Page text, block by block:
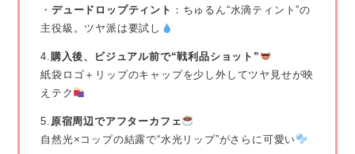
・ デュードロップティント ：ちゅるん“水滴ティント”の
主役級。ツヤ派は要試し
4.購入後、ビジュアル前で“戦利品ショット”
紙袋ロゴ＋リップのキャップを少し外してツヤ見せが映
えテク
5. 原宿周辺でアフターカフェ
自然光×コップの結露で“水光リップ”がさらに可愛い